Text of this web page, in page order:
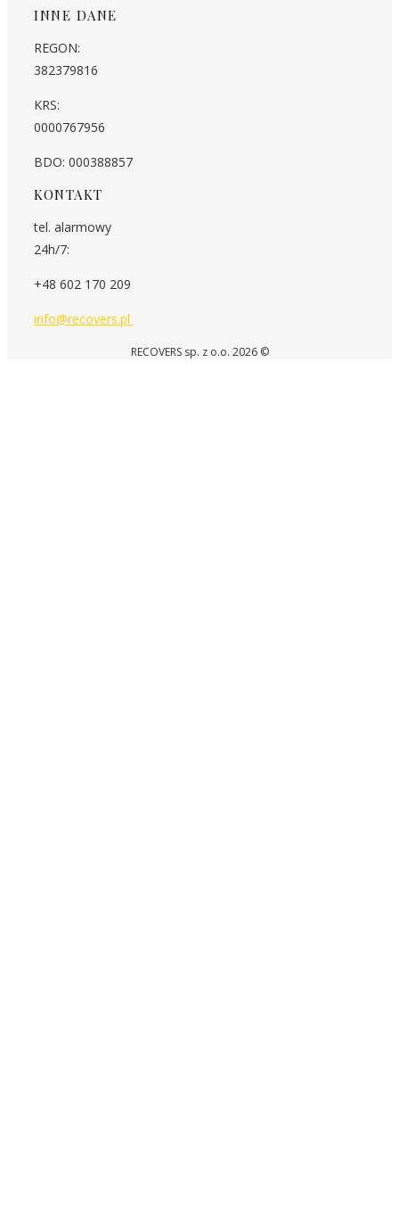
INNE DANE
REGON:
382379816
KRS:
0000767956
BDO: 000388857
KONTAKT
tel. alarmowy
24h/7:
+48 602 170 209
info@recovers.pl
RECOVERS sp. z o.o. 2026 ©